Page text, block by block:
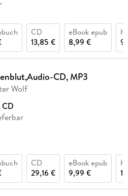
*
CD
13,85 €
eBook epub
8,99 €
CD, MP3
Wolf
CD
29,16 €
eBook epub
9,99 €